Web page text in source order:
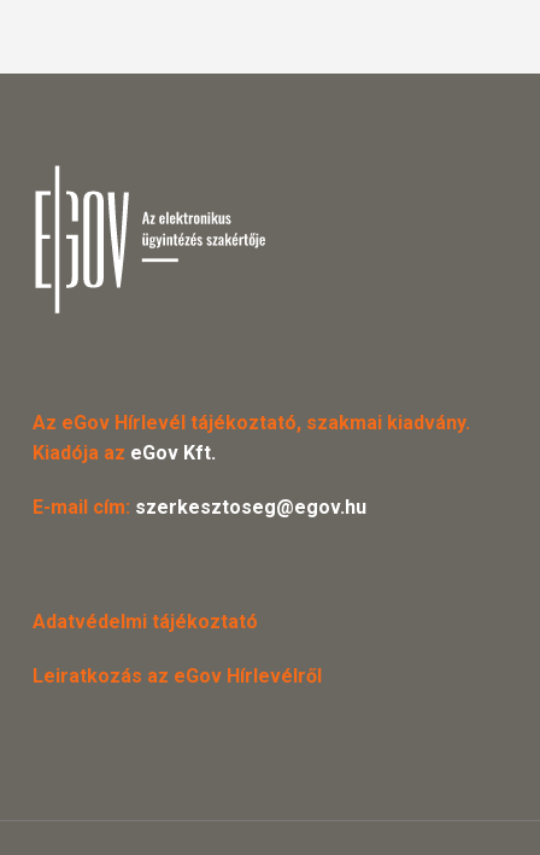
Az eGov Hírlevél tájékoztató, szakmai kiadvány.
Kiadója az eGov Kft.
E-mail cím: szerkesztoseg@egov.hu
Adatvédelmi tájékoztató
Leiratkozás az eGov Hírlevélről